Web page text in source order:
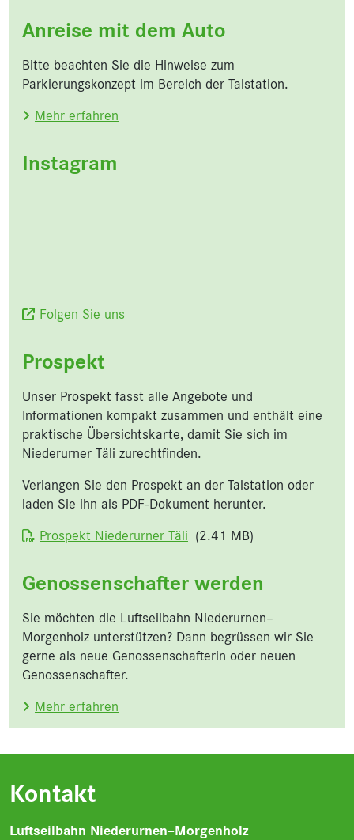
Anreise mit dem Auto
Bitte beachten Sie die Hinweise zum
Parkierungskonzept im Bereich der Talstation.
Mehr erfahren
Instagram
Folgen Sie uns
Prospekt
Unser Prospekt fasst alle Angebote und
Informationen kompakt zusammen und enthält eine
praktische Übersichtskarte, damit Sie sich im
Niederurner Täli zurechtfinden.
Verlangen Sie den Prospekt an der Talstation oder
laden Sie ihn als PDF-Dokument herunter.
Dokument
Prospekt Niederurner Täli (2.41 MB)
Genossenschafter werden
Sie möchten die Luftseilbahn Niederurnen–
Morgenholz unterstützen? Dann begrüssen wir Sie
gerne als neue Genossenschafterin oder neuen
Genossenschafter.
Mehr erfahren
Kontakt
Luftseilbahn Niederurnen–Morgenholz